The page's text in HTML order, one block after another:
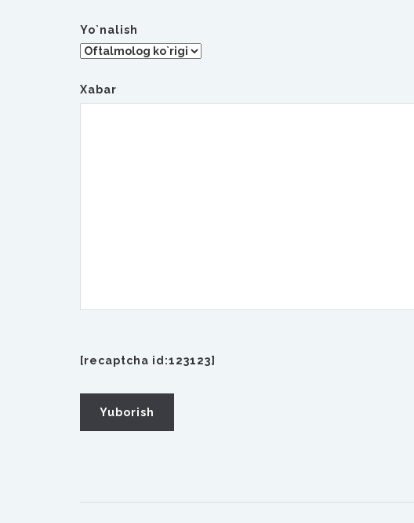
Yo`nalish
Xabar
[recaptcha id:123123]